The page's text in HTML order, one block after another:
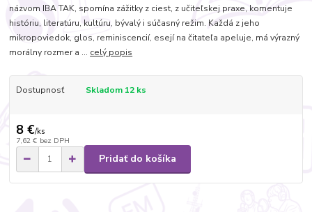
názvom IBA TAK, spomína zážitky z ciest, z učiteľskej praxe, komentuje
históriu, literatúru, kultúru, bývalý i súčasný režim. Každá z jeho
mikropoviedok, glos, reminiscencií, esejí na čitateľa apeluje, má výrazný
morálny rozmer a ... celý popis
Dostupnosť Skladom 12 ks
8 €/ks
7,62 € bez DPH
Pridať do košíka